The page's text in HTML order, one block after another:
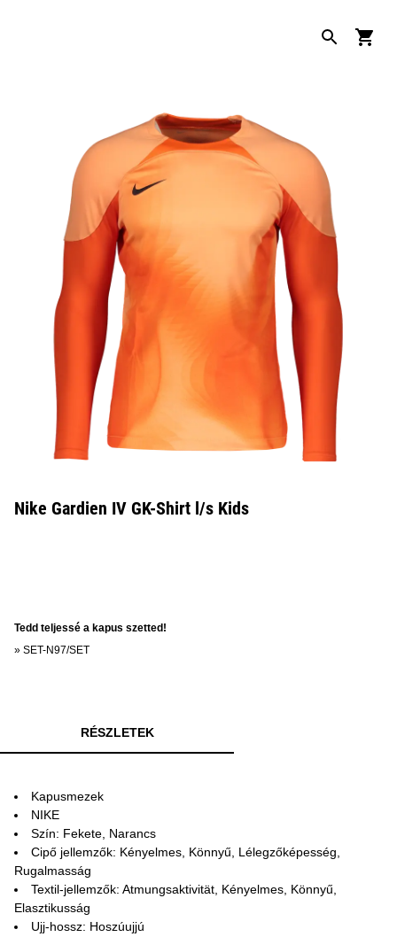
Nike Gardien IV GK-Shirt l/s Kids
Tedd teljessé a kapus szetted!
» SET-N97/SET
RÉSZLETEK
Kapusmezek
NIKE
Szín: Fekete, Narancs
Cipő jellemzők: Kényelmes, Könnyű, Lélegzőképesség,
Rugalmasság
Textil-jellemzők: Atmungsaktivität, Kényelmes, Könnyű,
Elasztikusság
Ujj-hossz: Hoszúujjú